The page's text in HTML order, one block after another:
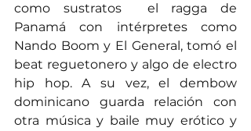
como sustratos  el ragga de
Panamá con intérpretes como
Nando Boom y El General, tomó el
beat reguetonero y algo de electro
hip hop. A su vez, el dembow
dominicano guarda relación con
otra música y baile muy erótico y